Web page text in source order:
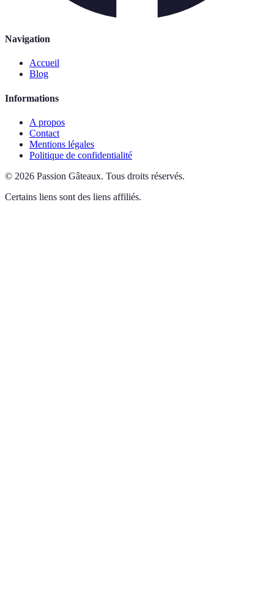
Navigation
Accueil
Blog
Informations
A propos
Contact
Mentions légales
Politique de confidentialité
© 2026 Passion Gâteaux. Tous droits réservés.
Certains liens sont des liens affiliés.